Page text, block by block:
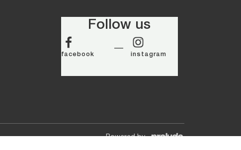
Follow us
facebook instagram
Powered by